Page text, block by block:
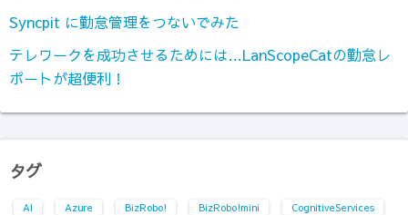
Syncpit に勤怠管理をつないでみた
テレワークを成功させるためには…LanScopeCatの勤怠レ
ポートが超便利！
タグ
AI Azure BizRobo! BizRobo!mini
CognitiveServices